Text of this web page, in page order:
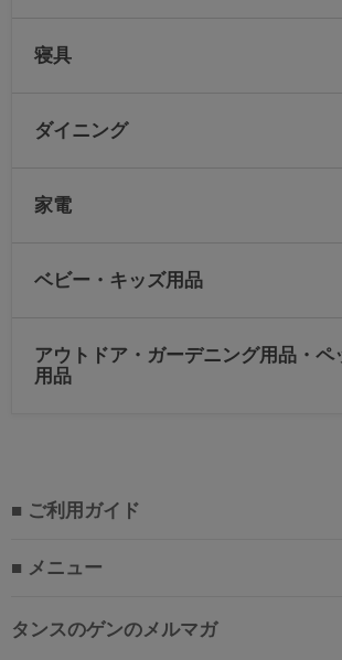
寝具
ダイニング
家電
ベビー・キッズ用品
アウトドア・ガーデニング用品・ペ
用品
■ ご利用ガイド
■ メニュー
タンスのゲンのメルマガ